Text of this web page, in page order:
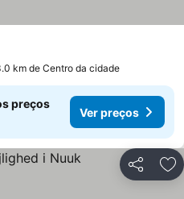
km de Centro da cidade
preços
Ver preços
Partilhar